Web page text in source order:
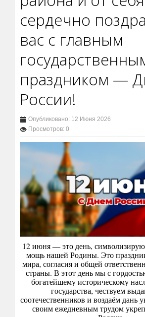
сердечно
вас с главным
праздником —
России!
Опубликовано: 12 Июня 2026
Просмотров: 0
12 июня — это день,
мощь нашей Родины. Это
мира, согласия и общей
страны. В этот день мы с
богатейшему историческому
государства, чествуем
соотечественников и воздаём дань
своим ежедневным трудом